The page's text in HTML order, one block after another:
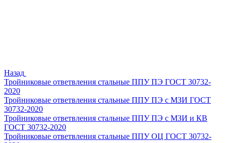
Назад
Тройниковые ответвления стальные ППУ ПЭ ГОСТ 30732-
2020
Тройниковые ответвления стальные ППУ ПЭ с МЗИ ГОСТ
30732-2020
Тройниковые ответвления стальные ППУ ПЭ с МЗИ и КВ
ГОСТ 30732-2020
Тройниковые ответвления стальные ППУ ОЦ ГОСТ 30732-